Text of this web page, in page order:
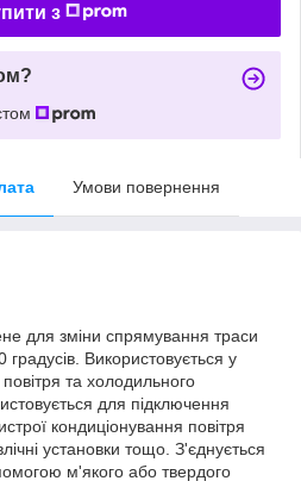
з
Умови повернення
для зміни спрямування траси
Використовується у
та холодильного
для підключення
кондиціонування повітря
установки тощо. З'єднується
м'якого або твердого